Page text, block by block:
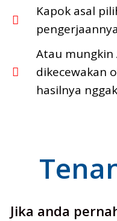
Kapok asal
Atau mungkin
dikecewakan
hasilnya
Jika anda